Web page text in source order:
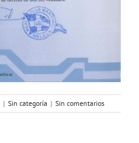
| Sin categoría | Sin comentarios